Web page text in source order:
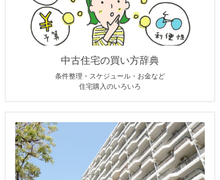
中古住宅の買い方辞典
条件整理・スケジュール・お金など
住宅購入のいろいろ